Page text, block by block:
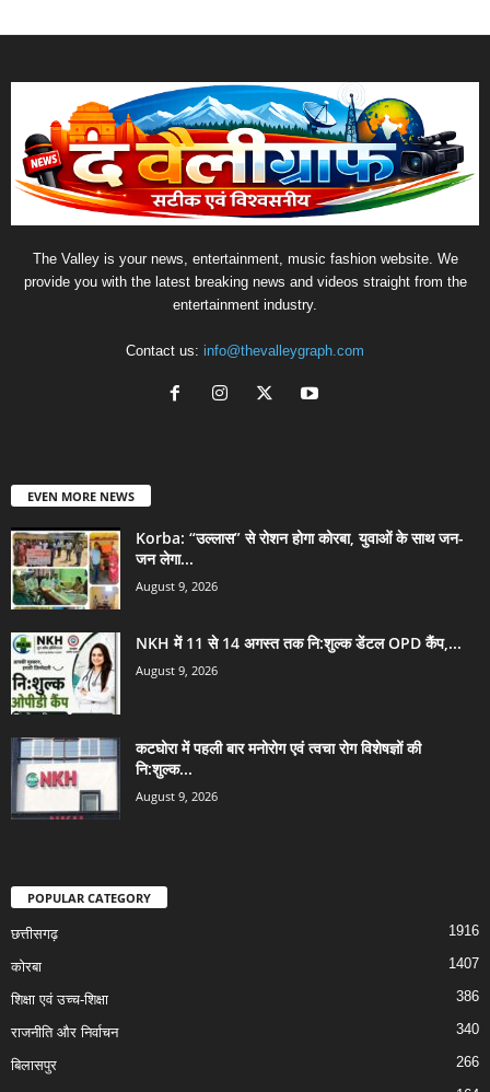
The Valley is your news, entertainment, music fashion website. We
provide you with the latest breaking news and videos straight from the
entertainment industry.
Contact us: info@thevalleygraph.com
EVEN MORE NEWS
Korba: “उल्लास” से रोशन होगा कोरबा, युवाओं के साथ जन-
जन लेगा...
August 9, 2026
NKH में 11 से 14 अगस्त तक नि:शुल्क डेंटल OPD कैंप,...
August 9, 2026
कटघोरा में पहली बार मनोरोग एवं त्वचा रोग विशेषज्ञों की
नि:शुल्क...
August 9, 2026
POPULAR CATEGORY
छत्तीसगढ़ 1916
कोरबा 1407
शिक्षा एवं उच्च-शिक्षा 386
राजनीति और निर्वाचन 340
बिलासपुर 266